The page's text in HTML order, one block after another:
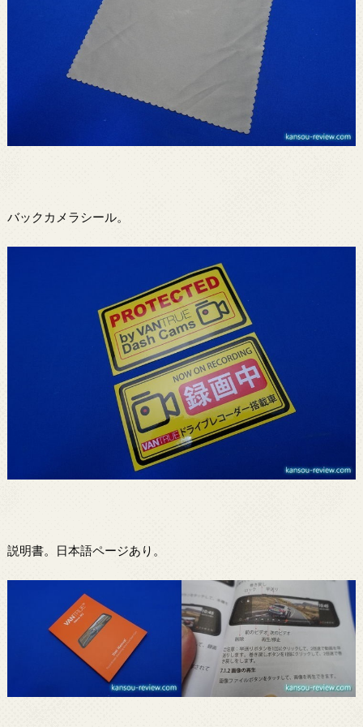
バックカメラシール。
説明書。日本語ページあり。